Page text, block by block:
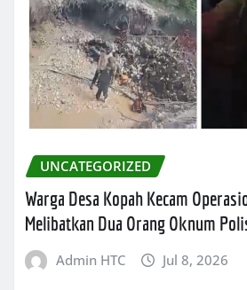
UNCATEGORIZED
Warga Desa Kopah Kecam
Melibatkan Dua Orang Oknum
Admin HTC Jul 8, 2026